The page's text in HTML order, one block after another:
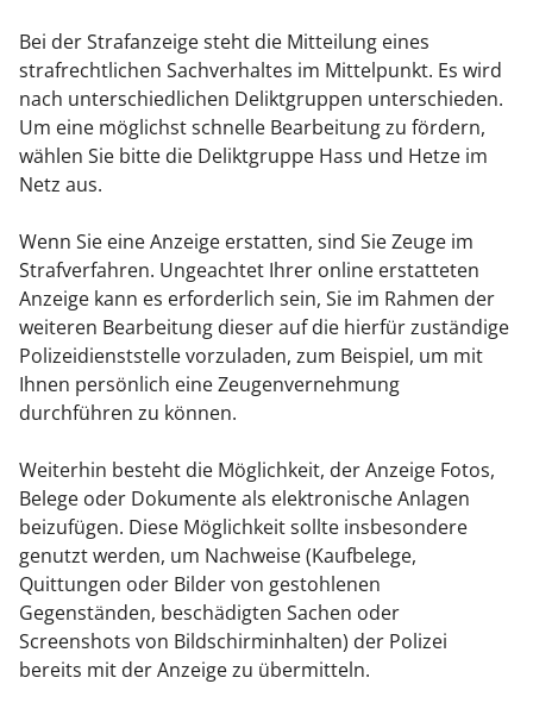
Bei der Strafanzeige steht die Mitteilung eines
strafrechtlichen Sachverhaltes im Mittelpunkt. Es wird
nach unterschiedlichen Deliktgruppen unterschieden.
Um eine möglichst schnelle Bearbeitung zu fördern,
wählen Sie bitte die Deliktgruppe Hass und Hetze im
Netz aus.
Wenn Sie eine Anzeige erstatten, sind Sie Zeuge im
Strafverfahren. Ungeachtet Ihrer online erstatteten
Anzeige kann es erforderlich sein, Sie im Rahmen der
weiteren Bearbeitung dieser auf die hierfür zuständige
Polizeidienststelle vorzuladen, zum Beispiel, um mit
Ihnen persönlich eine Zeugenvernehmung
durchführen zu können.
Weiterhin besteht die Möglichkeit, der Anzeige Fotos,
Belege oder Dokumente als elektronische Anlagen
beizufügen. Diese Möglichkeit sollte insbesondere
genutzt werden, um Nachweise (Kaufbelege,
Quittungen oder Bilder von gestohlenen
Gegenständen, beschädigten Sachen oder
Screenshots von Bildschirminhalten) der Polizei
bereits mit der Anzeige zu übermitteln.